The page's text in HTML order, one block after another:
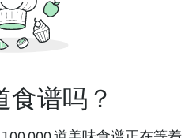
食谱吗？